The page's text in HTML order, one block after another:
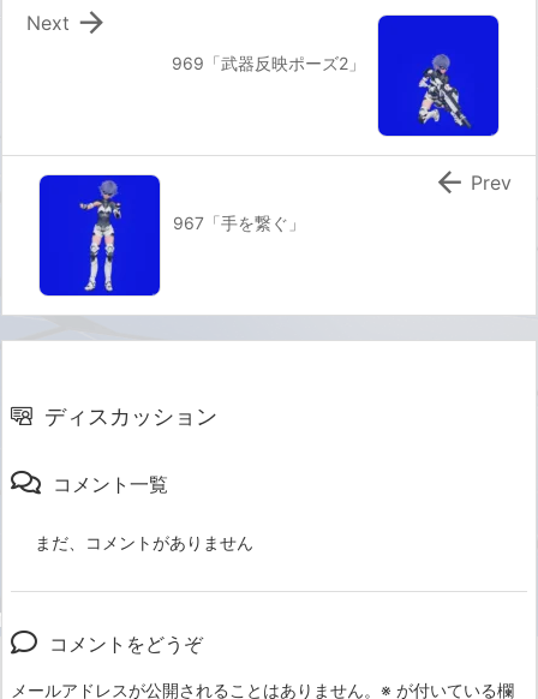
969「武器反映ポーズ2」

Next
967「手を繋ぐ」
 Prev
ディスカッション
コメント一覧
まだ、コメントがありません
コメントをどうぞ
メールアドレスが公開されることはありません。 ※ が付いている欄